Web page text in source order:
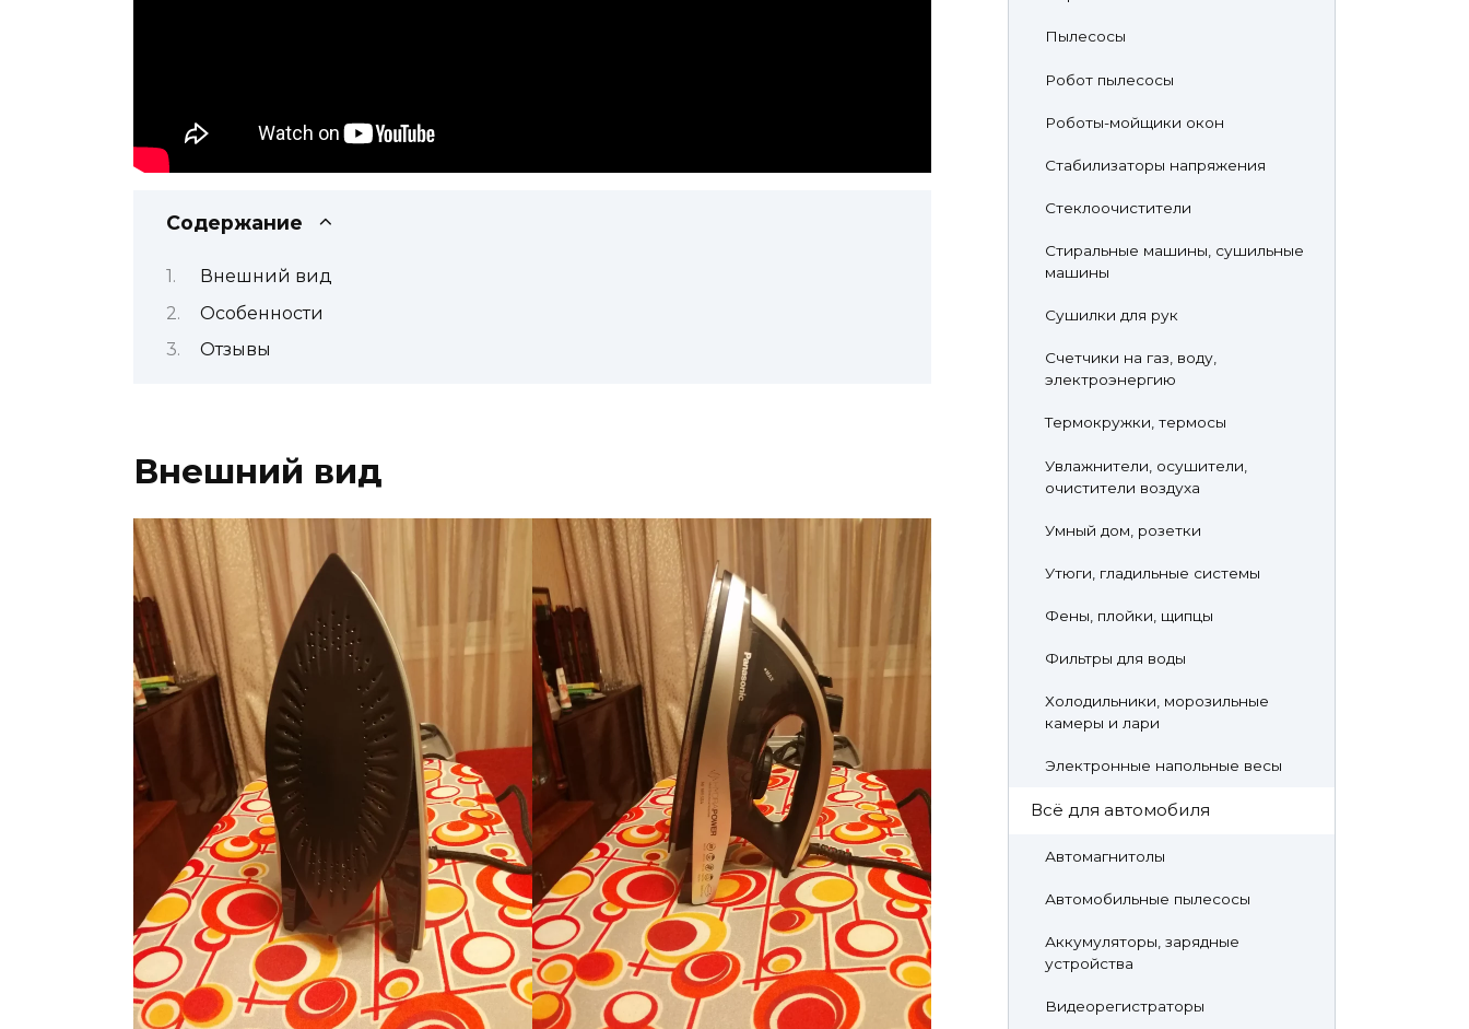
Содержание
Внешний вид
Особенности
Отзывы
Внешний вид
Пылесосы
Робот пылесосы
Роботы-мойщики окон
Стабилизаторы напряжения
Стеклоочистители
Стиральные машины, сушильные
машины
Сушилки для рук
Счетчики на газ, воду,
электроэнергию
Термокружки, термосы
Увлажнители, осушители,
очистители воздуха
Умный дом, розетки
Утюги, гладильные системы
Фены, плойки, щипцы
Фильтры для воды
Холодильники, морозильные
камеры и лари
Электронные напольные весы
Всё для автомобиля
Автомагнитолы
Автомобильные пылесосы
Аккумуляторы, зарядные
устройства
Видеорегистраторы